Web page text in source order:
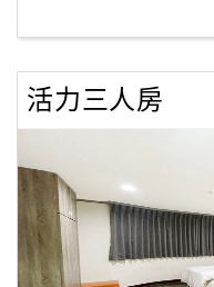
商
合
作
旅
伴
計
活力三人房